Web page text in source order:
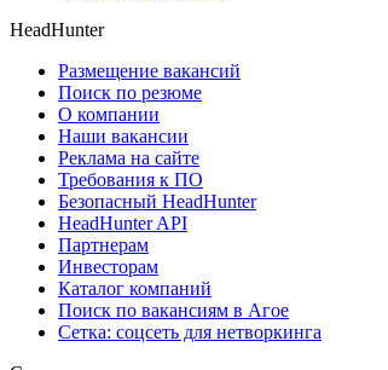
HeadHunter
Размещение вакансий
Поиск по резюме
О компании
Наши вакансии
Реклама на сайте
Требования к ПО
Безопасный HeadHunter
HeadHunter API
Партнерам
Инвесторам
Каталог компаний
Поиск по вакансиям в Агое
Сетка: соцсеть для нетворкинга